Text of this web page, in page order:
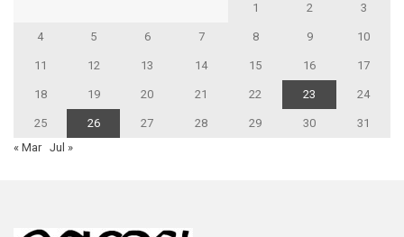
1 2 3
4 5 6 7 8 9 10
11 12 13 14 15 16 17
18 19 20 21 22 23 24
25 26 27 28 29 30
31
« Mar Jul »